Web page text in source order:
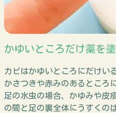
かゆいところだけ薬を
カビはかゆいところにだけい
かさつきや赤みのあるところ
足の水虫の場合、かゆみや皮
の間と足の裏全体にうすくの